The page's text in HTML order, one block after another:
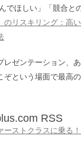
でほしい」「競合と
のリスキリング：高
レゼンテーション、
ぞという場面で最高
RSS
ーストクラスに乗る